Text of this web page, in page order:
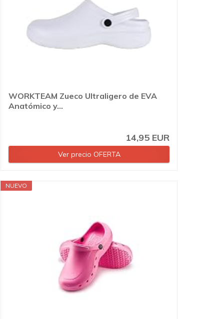
WORKTEAM Zueco Ultraligero de EVA
Anatómico y...
14,95 EUR
Ver precio OFERTA
NUEVO